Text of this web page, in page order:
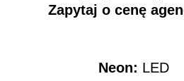
Zapytaj o cenę
Neon: LED